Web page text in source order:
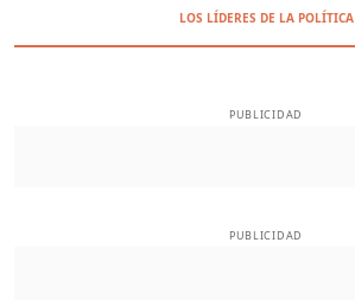
LOS LÍDERES DE LA POLÍTICA
PUBLICIDAD
PUBLICIDAD